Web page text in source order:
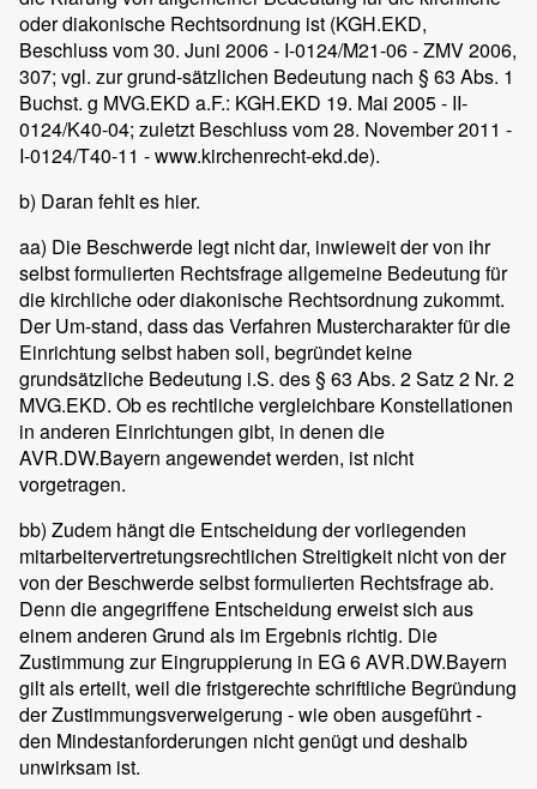
oder diakonische Rechtsordnung ist (KGH.EKD,
Beschluss vom 30. Juni 2006 - I-0124/M21-06 - ZMV 2006,
307; vgl. zur grund-sätzlichen Bedeutung nach § 63 Abs. 1
Buchst. g MVG.EKD a.F.: KGH.EKD 19. Mai 2005 - II-
0124/K40-04; zuletzt Beschluss vom 28. November 2011 -
I-0124/T40-11 - www.kirchenrecht-ekd.de).
b) Daran fehlt es hier.
aa) Die Beschwerde legt nicht dar, inwieweit der von ihr
selbst formulierten Rechtsfrage allgemeine Bedeutung für
die kirchliche oder diakonische Rechtsordnung zukommt.
Der Um-stand, dass das Verfahren Mustercharakter für die
Einrichtung selbst haben soll, begründet keine
grundsätzliche Bedeutung i.S. des § 63 Abs. 2 Satz 2 Nr. 2
MVG.EKD. Ob es rechtliche vergleichbare Konstellationen
in anderen Einrichtungen gibt, in denen die
AVR.DW.Bayern angewendet werden, ist nicht
vorgetragen.
bb) Zudem hängt die Entscheidung der vorliegenden
mitarbeitervertretungsrechtlichen Streitigkeit nicht von der
von der Beschwerde selbst formulierten Rechtsfrage ab.
Denn die angegriffene Entscheidung erweist sich aus
einem anderen Grund als im Ergebnis richtig. Die
Zustimmung zur Eingruppierung in EG 6 AVR.DW.Bayern
gilt als erteilt, weil die fristgerechte schriftliche Begründung
der Zustimmungsverweigerung - wie oben ausgeführt -
den Mindestanforderungen nicht genügt und deshalb
unwirksam ist.